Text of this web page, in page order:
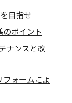
目指せ
ポイント
ナンスと改
ォームによ